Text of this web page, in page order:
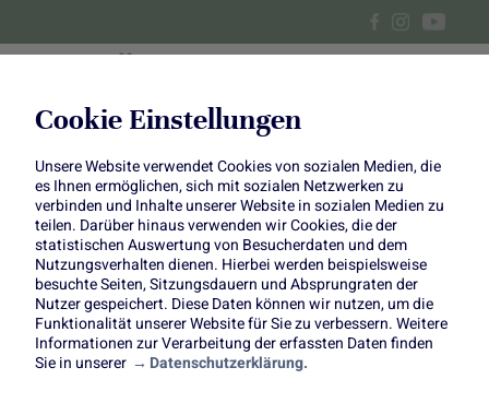
Cookie Einstellungen
Unsere Website verwendet Cookies von sozialen Medien, die
es Ihnen ermöglichen, sich mit sozialen Netzwerken zu
verbinden und Inhalte unserer Website in sozialen Medien zu
teilen. Darüber hinaus verwenden wir Cookies, die der
statistischen Auswertung von Besucherdaten und dem
Nutzungsverhalten dienen. Hierbei werden beispielsweise
besuchte Seiten, Sitzungsdauern und Absprungraten der
Nutzer gespeichert. Diese Daten können wir nutzen, um die
Funktionalität unserer Website für Sie zu verbessern. Weitere
Informationen zur Verarbeitung der erfassten Daten finden
Sie in unserer
Datenschutzerklärung.
Alle Beiträge über Kuchen des
Monats